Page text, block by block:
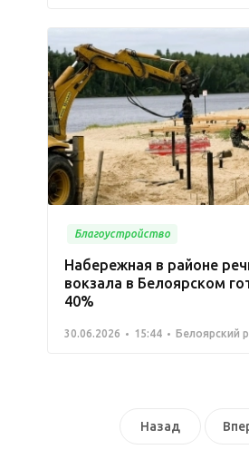
Благоустройство
Набережная в районе
вокзала в Белоярском
40%
30.06.2026 15:44 Белоярский
Назад